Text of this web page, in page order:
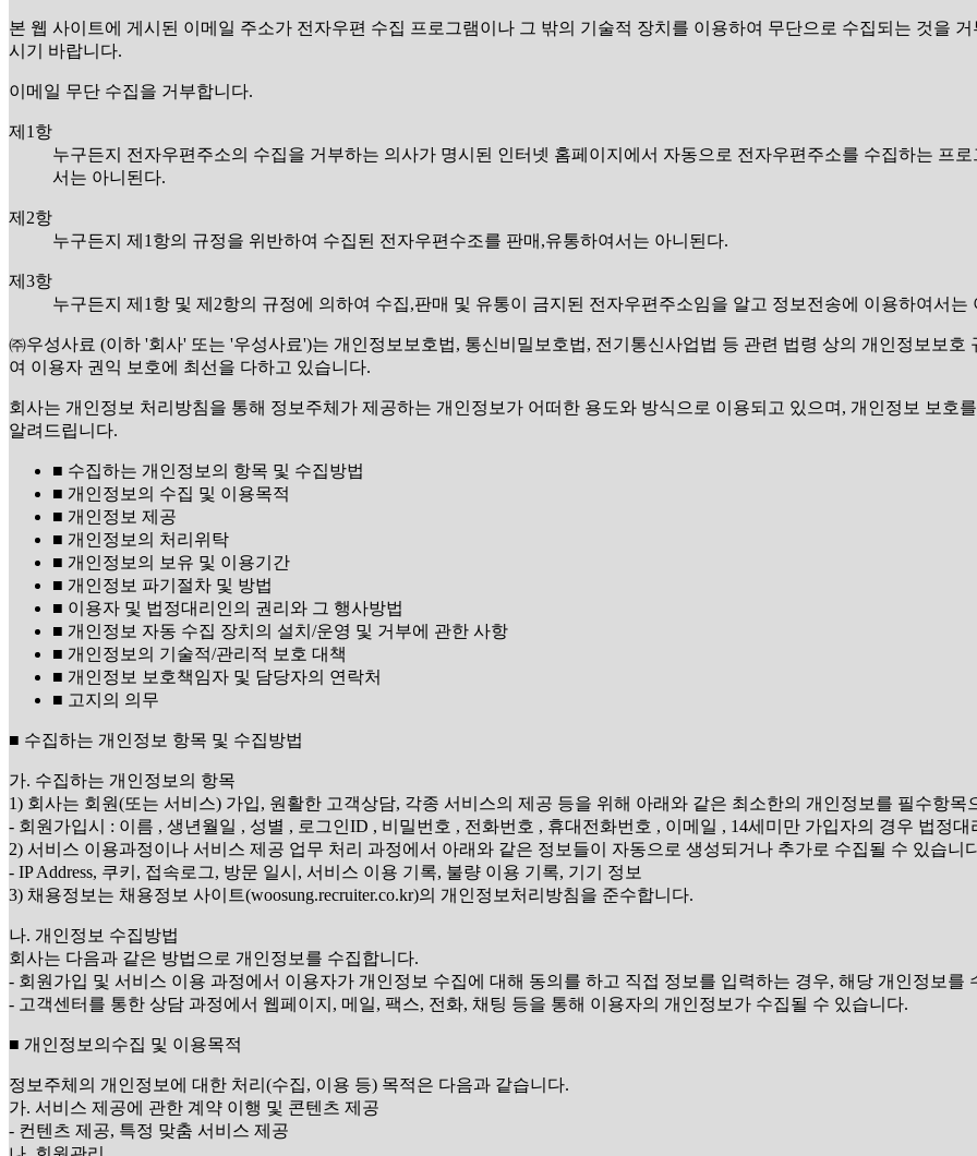
본 웹 사이트에 게시된 이메일 주소가 전자우편 수집 프로그램이나 그 밖의 기술적 장치를 이용하여 무단으로 수집되는 것을
시기 바랍니다.
이메일 무단 수집을 거부합니다.
제1항
누구든지 전자우편주소의 수집을 거부하는 의사가 명시된 인터넷 홈페이지에서 자동으로 전자우편주소를 수집하는 프
서는 아니된다.
제2항
누구든지 제1항의 규정을 위반하여 수집된 전자우편수조를 판매,유통하여서는 아니된다.
제3항
누구든지 제1항 및 제2항의 규정에 의하여 수집,판매 및 유통이 금지된 전자우편주소임을 알고 정보전송에 이용하여서는
㈜우성사료 (이하 '회사' 또는 '우성사료')는 개인정보보호법, 통신비밀보호법, 전기통신사업법 등 관련 법령 상의 개인정보보
여 이용자 권익 보호에 최선을 다하고 있습니다.
회사는 개인정보 처리방침을 통해 정보주체가 제공하는 개인정보가 어떠한 용도와 방식으로 이용되고 있으며, 개인정보 보호
알려드립니다.
■ 수집하는 개인정보의 항목 및 수집방법
■ 개인정보의 수집 및 이용목적
■ 개인정보 제공
■ 개인정보의 처리위탁
■ 개인정보의 보유 및 이용기간
■ 개인정보 파기절차 및 방법
■ 이용자 및 법정대리인의 권리와 그 행사방법
■ 개인정보 자동 수집 장치의 설치/운영 및 거부에 관한 사항
■ 개인정보의 기술적/관리적 보호 대책
■ 개인정보 보호책임자 및 담당자의 연락처
■ 고지의 의무
■ 수집하는 개인정보 항목 및 수집방법
가. 수집하는 개인정보의 항목
1) 회사는 회원(또는 서비스) 가입, 원활한 고객상담, 각종 서비스의 제공 등을 위해 아래와 같은 최소한의 개인정보를 필수항목
- 회원가입시 : 이름 , 생년월일 , 성별 , 로그인ID , 비밀번호 , 전화번호 , 휴대전화번호 , 이메일 , 14세미만 가입자의 경우 법정대
2) 서비스 이용과정이나 서비스 제공 업무 처리 과정에서 아래와 같은 정보들이 자동으로 생성되거나 추가로 수집될 수 있습니
- IP Address, 쿠키, 접속로그, 방문 일시, 서비스 이용 기록, 불량 이용 기록, 기기 정보
3) 채용정보는 채용정보 사이트(woosung.recruiter.co.kr)의 개인정보처리방침을 준수합니다.
나. 개인정보 수집방법
회사는 다음과 같은 방법으로 개인정보를 수집합니다.
- 회원가입 및 서비스 이용 과정에서 이용자가 개인정보 수집에 대해 동의를 하고 직접 정보를 입력하는 경우, 해당 개인정보를
- 고객센터를 통한 상담 과정에서 웹페이지, 메일, 팩스, 전화, 채팅 등을 통해 이용자의 개인정보가 수집될 수 있습니다.
■ 개인정보의수집 및 이용목적
정보주체의 개인정보에 대한 처리(수집, 이용 등) 목적은 다음과 같습니다.
가. 서비스 제공에 관한 계약 이행 및 콘텐츠 제공
- 컨텐츠 제공, 특정 맞춤 서비스 제공